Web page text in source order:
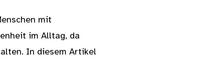
mit
im Alltag, da
In diesem Artikel